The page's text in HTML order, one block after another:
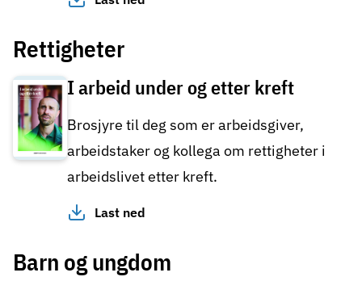
Rettigheter
I arbeid under og etter kreft
Brosjyre til deg som er arbeidsgiver,
arbeidstaker og kollega om rettigheter i
arbeidslivet etter kreft.
Last ned
Barn og ungdom